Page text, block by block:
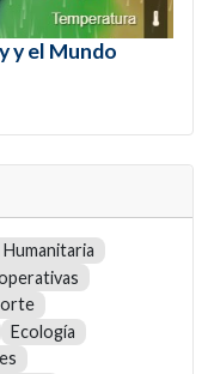
y el Mundo
Humanitaria
Ecología